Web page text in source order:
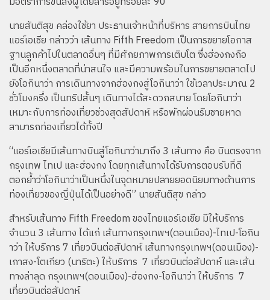
นายสันติสุข คล่องใช้ยา ประธานเจ้าหน้าที่บริหาร สายการบินไทย
แอร์เอเชีย กล่าวว่า เส้นทาง Fifth Freedom เป็นการขยายโอกาส
ฐานลูกค้าไปในตลาดอื่นๆ ที่มีศักยภาพการเติบโต ซึ่งฮ่องกงถือ
เป็นอีกหนึ่งตลาดที่น่าสนใจ และมีความพร้อมในการขยายตลาดไป
ยังโอกินาว่า การเดินทางจากฮ่องกงสู่โอกินาว่า ใช้เวลาประมาณ 2
ชั่วโมงครึ่ง เป็นทริปสั้นๆ เดินทางได้สะดวกสบาย โดยโอกินาว่า
เหมาะกับการท่องเที่ยวช่วงสุดสัปดาห์ หรือพักผ่อนริมชายหาด
สามารถท่องเที่ยวได้ทั้งปี
“แอร์เอเชียมีเส้นทางบินสู่โอกินาว่ามาถึง 3 เส้นทาง คือ บินตรงจาก
กรุงเทพ ไทเป และฮ่องกง โดยทุกเส้นทางได้รับการตอบรับที่ดี
ตอกย้ำว่าโอกินาว่าเป็นหนึ่งในจุดหมายปลายยอดนิยมทางด้านการ
ท่องเที่ยวของญี่ปุ่นได้เป็นอย่างดี” นายสันติสุข กล่าว
สำหรับเส้นทาง Fifth Freedom ของไทยแอร์เอเชีย มีให้บริการ
จำนวน 3 เส้นทาง ได้แก่ เส้นทางกรุงเทพฯ(ดอนเมือง)-ไทเป-โอกิน
าว่า ให้บริการ 7 เที่ยวบินต่อสัปดาห์ เส้นทางกรุงเทพฯ(ดอนเมือง)-
เกาสง-โตเกียว (นาริตะ) ให้บริการ 7 เที่ยวบินต่อสัปดาห์ และเส้น
ทางล่าลุด กรุงเทพฯ(ดอนเมือง)-ฮ่องกง-โอกินาว่า ให้บริการ 7
เที่ยวบินต่อสัปดาห์